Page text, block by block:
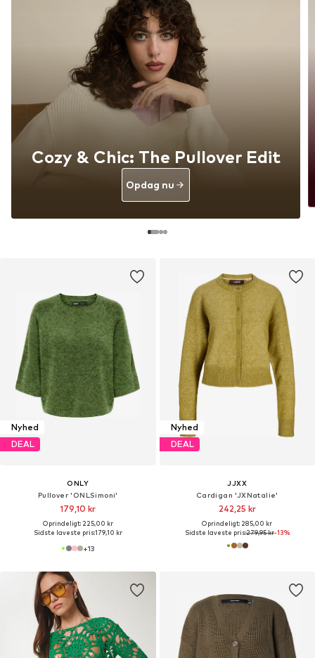
Nyhed
DEAL
ONLY
Pullover 'ONLSimoni'
179,10 kr
Oprindeligt: 225,00 kr
Sidste laveste pris:179,10 kr
+13
Nyhed
DEAL
JJXX
Cardigan 'JXNatalie'
242,25 kr
Oprindeligt: 285,00 kr
Sidste laveste pris:279,95 kr-13%
Cozy & Chic: The Pullover Edit
Opdag nu